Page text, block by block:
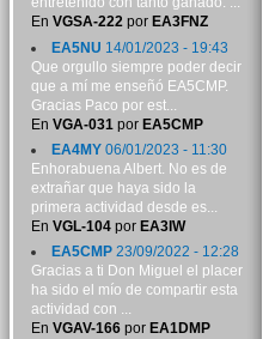
En VGSA-222por EA3FNZ
EA5NU 14/01/2023 - 19:43
Que orgullo siempre poder decir
que a mí me enseñó EA5CMP.
Gracias Paco por est...
En VGA-031 por EA5CMP
EA4MY06/01/2023 - 11:30
Enhorabuena Albert. No es de
extrañar que haya sido la
primera actividad desde es...
En VGL-104por EA3IW
EA5CMP23/09/2022 - 12:28
Gracias a ti Don Miguel el placer
ha sido el mío de compartir esta
actividad con ...
En VGAV-166por EA1DMP